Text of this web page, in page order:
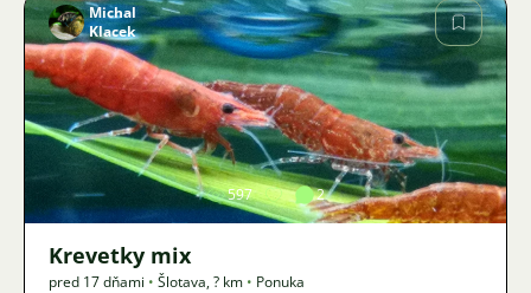
Obrázok
Michal
Klacek
597 2
Krevetky mix
pred 17 dňami • Šlotava,? km • Ponuka